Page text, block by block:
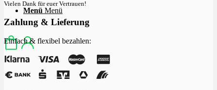
Menü Menü
Vielen Dank für euer Vertrauen!
Zahlung & Lieferung
Einfach & flexibel bezahlen: